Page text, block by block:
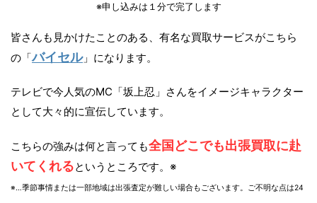
※申し込みは１分で完了します
皆さんも見かけたことのある、有名な買取サービスがこちら
の「バイセル」になります。
テレビで今人気のMC「坂上忍」さんをイメージキャラクター
として大々的に宣伝しています。
こちらの強みは何と言っても全国どこでも出張買取に赴
いてくれるというところです。※
※…季節事情または一部地域は出張査定が難しい場合もございます。ご不明な点は24